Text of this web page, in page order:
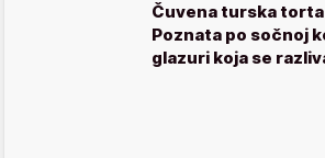
Čuvena turska
Poznata po sočnoj
glazuri koja se